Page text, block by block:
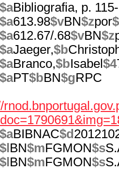
$aBibliografia, p.
$a613.98$vBN$zpor
$a612.67/.68$vBN$z
$aJaeger,$b
$aBranco,$bIsabel $4
$aPT$bBN$gRPC
$aBIBNAC$d
$l BN$mFGMON$s
$l BN$mFGMON$s